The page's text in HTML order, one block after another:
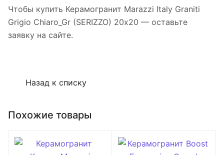
Чтобы купить Керамогранит Marazzi Italy Graniti
Grigio Chiaro_Gr (SERIZZO) 20х20 — оставьте
заявку на сайте.
Назад к списку
Похожие товары